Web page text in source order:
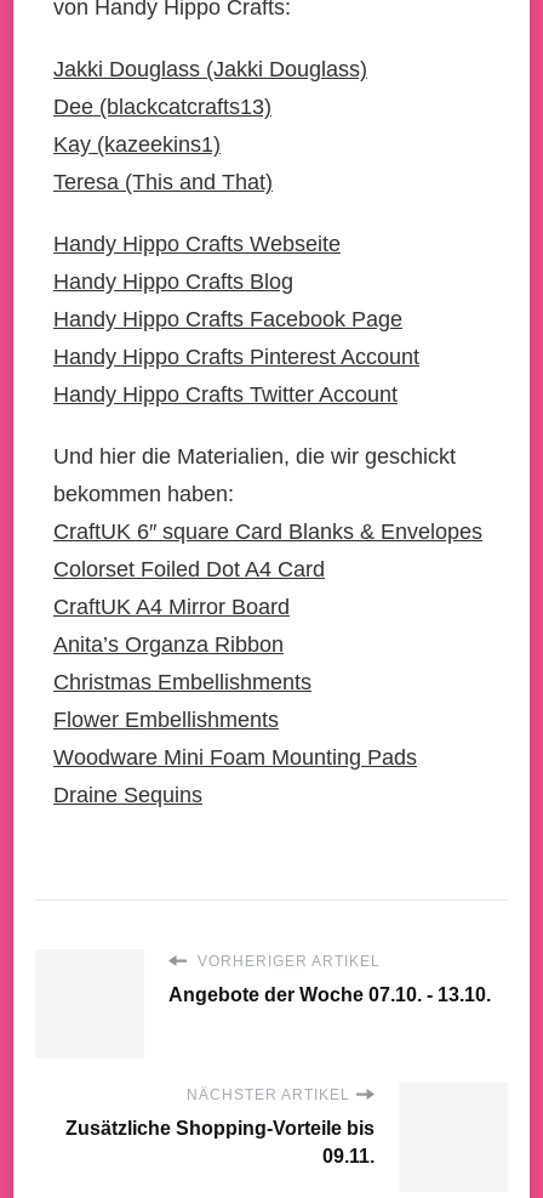
von Handy Hippo Crafts:
Jakki Douglass (Jakki Douglass)
Dee (blackcatcrafts13)
Kay (kazeekins1)
Teresa (This and That)
Handy Hippo Crafts Webseite
Handy Hippo Crafts Blog
Handy Hippo Crafts Facebook Page
Handy Hippo Crafts Pinterest Account
Handy Hippo Crafts Twitter Account
Und hier die Materialien, die wir geschickt
bekommen haben:
CraftUK 6″ square Card Blanks & Envelopes
Colorset Foiled Dot A4 Card
CraftUK A4 Mirror Board
Anita’s Organza Ribbon
Christmas Embellishments
Flower Embellishments
Woodware Mini Foam Mounting Pads
Draine Sequins
VORHERIGER ARTIKEL
Angebote der Woche 07.10. - 13.10.
NÄCHSTER ARTIKEL
Zusätzliche Shopping-Vorteile bis
09.11.